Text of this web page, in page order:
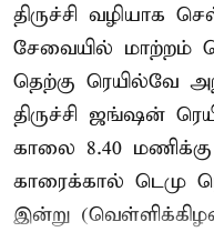
திருச்சி வழியாக
சேவையில் மாற்றம்
தெற்கு ரெயில்வே
திருச்சி ஜங்ஷன்
காலை 8.40 மணிக்கு
காரைக்கால் டெமு
இன்று